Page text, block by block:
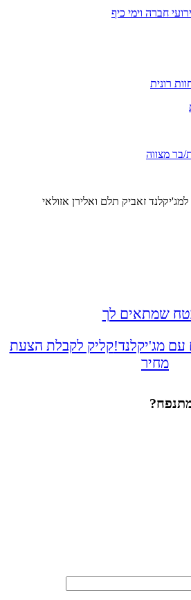
חברה וימי כיף
מצווה
קליק לקבלת הצעת
מחיר